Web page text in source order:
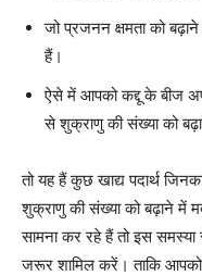
जो प्रजनन क्षमता को
हैं।
ऐसे में आपको कद्दू के बीज
से शुक्राणु की संख्या को
तो यह हैं कुछ खाद्य पदार्थ
शुक्राणु की संख्या को बढ़ाने में
सामना कर रहे हैं तो इस
जरूर शामिल करें। ताकि